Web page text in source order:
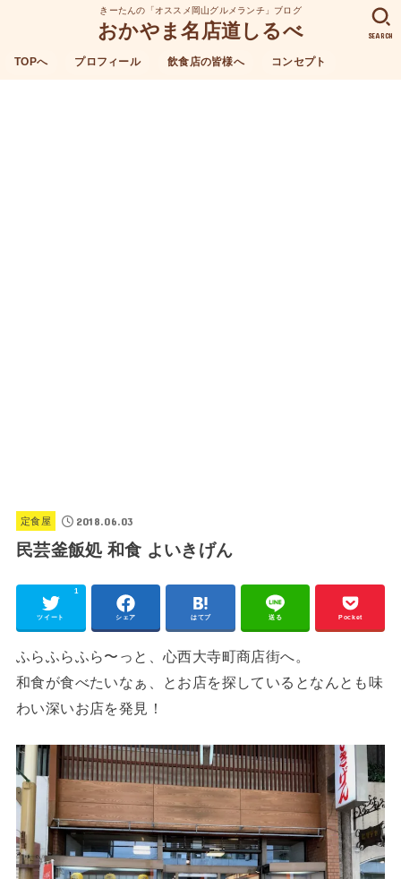
きーたんの「オススメ岡山グルメランチ」ブログ
おかやま名店道しるべ
TOPへ プロフィール 飲食店の皆様へ コンセプト
SEARCH
定食屋 2018.06.03
民芸釜飯処 和食 よいきげん
ツイート
1
シェア はてブ 送る Pocket
ふらふらふら〜っと、心西大寺町商店街へ。
和食が食べたいなぁ、とお店を探しているとなんとも味
わい深いお店を発見！